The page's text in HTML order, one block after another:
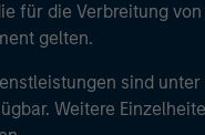
für die Verbreitung
gelten.
sind
Weitere